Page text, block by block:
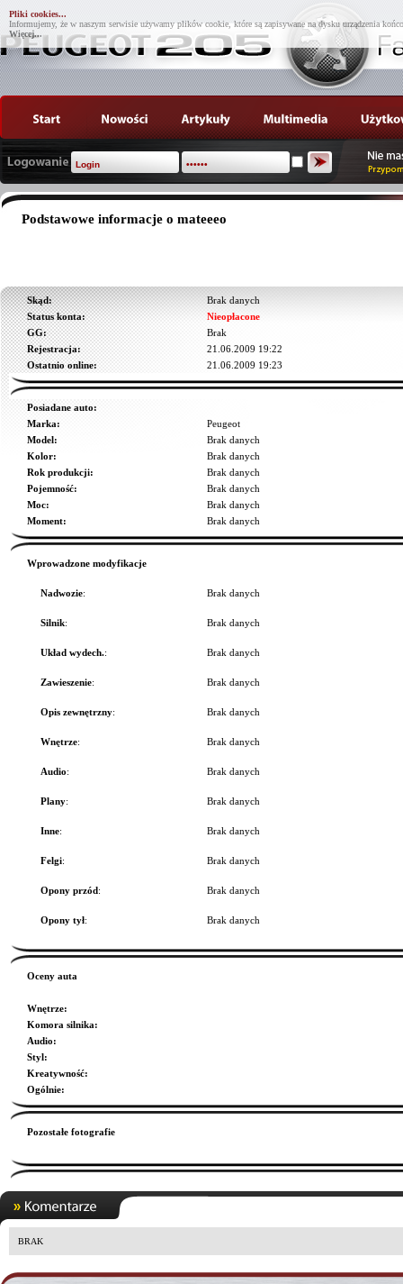
Pliki cookies...
Informujemy, że w naszym serwisie używamy plików cookie, które są zapisywane na dysku urządzenia
Więcej...
Podstawowe informacje o mateeeo
Skąd:
Brak danych
Status konta:
Nieopłacone
GG:
Brak
Rejestracja:
21.06.2009 19:22
Ostatnio online:
21.06.2009 19:23
Posiadane auto:
Marka:
Peugeot
Model:
Brak danych
Kolor:
Brak danych
Rok produkcji:
Brak danych
Pojemność:
Brak danych
Moc:
Brak danych
Moment:
Brak danych
Wprowadzone modyfikacje
Nadwozie: Brak danych
Silnik: Brak danych
Układ wydech.: Brak danych
Zawieszenie: Brak danych
Opis zewnętrzny: Brak danych
Wnętrze: Brak danych
Audio: Brak danych
Plany: Brak danych
Inne: Brak danych
Felgi: Brak danych
Opony przód: Brak danych
Opony tył: Brak danych
Oceny auta
Wnętrze:
Komora silnika:
Audio:
Styl:
Kreatywność:
Ogólnie:
Pozostałe fotografie
BRAK